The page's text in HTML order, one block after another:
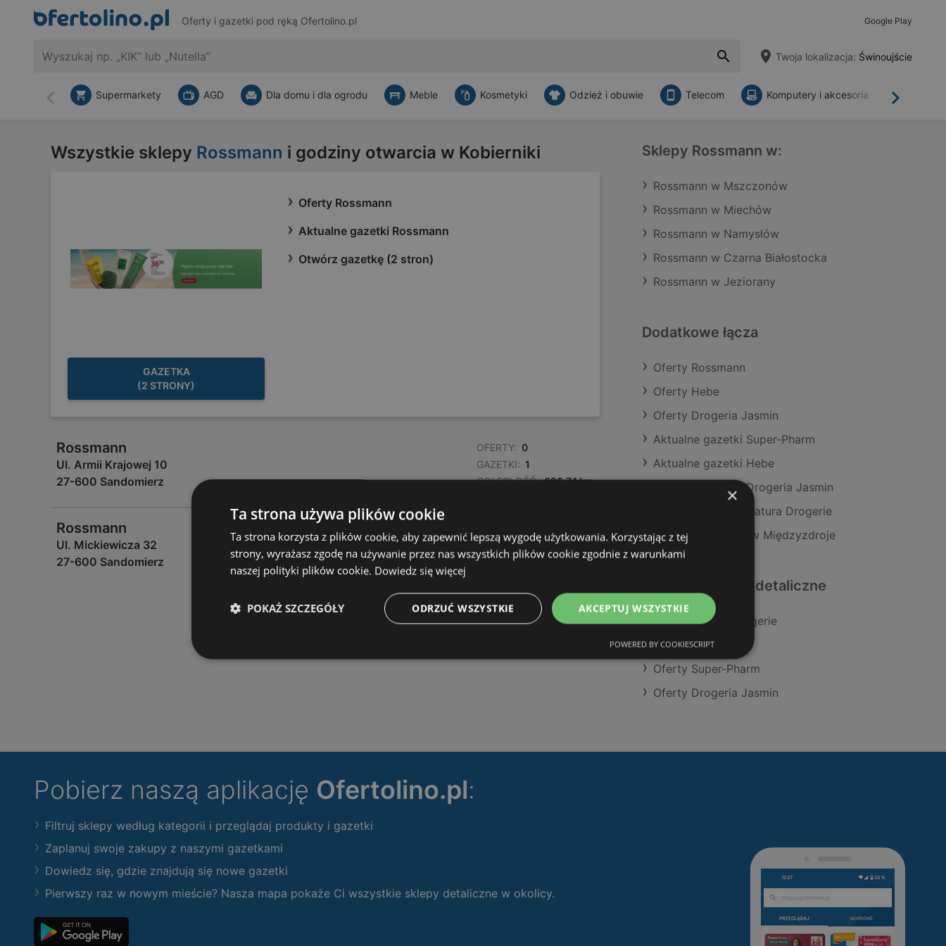
Oferty i gazetki pod ręką Ofertolino.pl Google Play
Twoja lokalizacja: Świnoujście
Wstecz Dalej
Supermarkety AGD Dla domu i dla ogrodu Meble Kosmetyki Odzież i obuwie Telecom Komputery i akcesoria
Wszystkie sklepy Rossmann i godziny otwarcia w Kobierniki
GAZETKA
(2 STRONY)
Oferty Rossmann
Aktualne gazetki Rossmann
Otwórz gazetkę (2 stron)
Rossmann
Ul. Armii Krajowej 10
27-600 Sandomierz
OFERTY: 0
GAZETKI: 1
ODLEGŁOŚĆ: 620,74 km
Rossmann
Ul. Mickiewicza 32
27-600 Sandomierz
GAZETKI: 1
ODLEGŁOŚĆ: 621,15 km
Sklepy Rossmann w:
Rossmann w Mszczonów
Rossmann w Miechów
Rossmann w Namysłów
Rossmann w Czarna Białostocka
Rossmann w Jeziorany
Dodatkowe łącza
Oferty Rossmann
Oferty Hebe
Oferty Drogeria Jasmin
Aktualne gazetki Super-Pharm
Aktualne gazetki Hebe
Aktualne gazetki Drogeria Jasmin
Aktualne gazetki Natura Drogerie
Sklepy Rossmann w Międzyzdroje
Podobne sklepy detaliczne
Oferty Natura Drogerie
Oferty Hebe
Oferty Super-Pharm
Oferty Drogeria Jasmin
Pobierz naszą aplikację Ofertolino.pl:
Filtruj sklepy według kategorii i przeglądaj produkty i gazetki
Zaplanuj swoje zakupy z naszymi gazetkami
Dowiedz się, gdzie znajdują się nowe gazetki
Pierwszy raz w nowym mieście? Nasza mapa pokaże Ci wszystkie sklepy detaliczne w okolicy.
×
Ta strona używa plików cookie
Ta strona korzysta z plików cookie, aby zapewnić lepszą wygodę użytkowania. Korzystając z tej
strony, wyrażasz zgodę na używanie przez nas wszystkich plików cookie zgodnie z warunkami
naszej polityki plików cookie. Dowiedz się więcej
AKCEPTUJ WSZYSTKIE
ODRZUĆ WSZYSTKIE
POKAŻ SZCZEGÓŁY
POWERED BY COOKIESCRIPT